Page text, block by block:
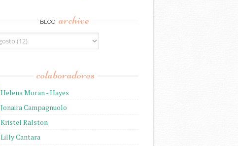
BLOG archive
colaboradores
Helena Moran - Hayes
Jonaira Campagnuolo
Kristel Ralston
Lilly Cantara